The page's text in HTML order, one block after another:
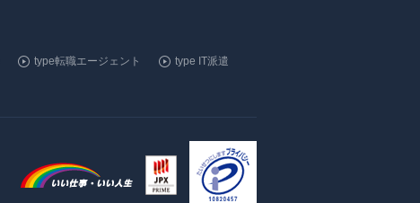
type転職エージェント
type IT派遣